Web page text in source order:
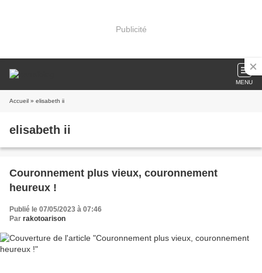
Publicité
MENU
Accueil » elisabeth ii
elisabeth ii
Couronnement plus vieux, couronnement
heureux !
Publié le 07/05/2023 à 07:46
Par rakotoarison